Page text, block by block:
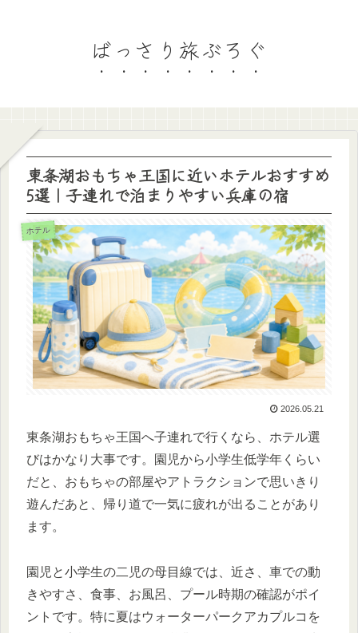
ばっさり旅ぶろぐ
東条湖おもちゃ王国に近いホテルおすすめ
5選｜子連れで泊まりやすい兵庫の宿
ホテル
2026.05.21
東条湖おもちゃ王国へ子連れで行くなら、ホテル選
びはかなり大事です。園児から小学生低学年くらい
だと、おもちゃの部屋やアトラクションで思いきり
遊んだあと、帰り道で一気に疲れが出ることがあり
ます。
園児と小学生の二児の母目線では、近さ、車での動
きやすさ、食事、お風呂、プール時期の確認がポイ
ントです。特に夏はウォーターパークアカプルコを